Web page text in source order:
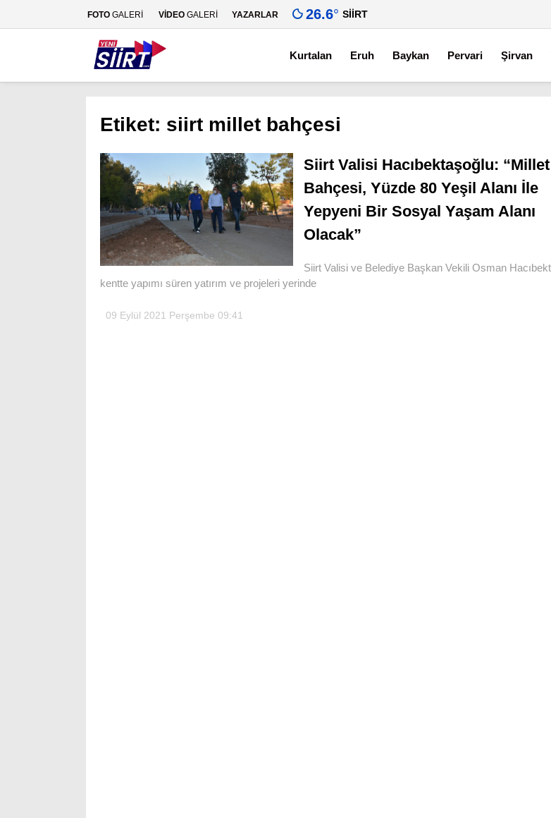
FOTO GALERİ VİDEO GALERİ YAZARLAR 26.6° SIIRT
Kurtalan Eruh Baykan Pervari Şirvan
Etiket: siirt millet bahçesi
Siirt Valisi Hacıbektaşoğlu: “Millet
Bahçesi, Yüzde 80 Yeşil Alanı İle
Yepyeni Bir Sosyal Yaşam Alanı
Olacak”
Siirt Valisi ve Belediye Başkan Vekili Osman
kentte yapımı süren yatırım ve projeleri yerinde
09 Eylül 2021 Perşembe 09:41